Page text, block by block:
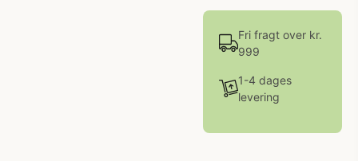
Fri fragt over kr.
999
1-4 dages
levering